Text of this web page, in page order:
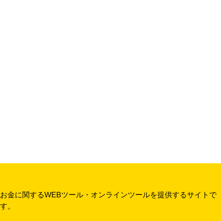
お金に関するWEBツール・オンラインツールを提供するサイトで
す。